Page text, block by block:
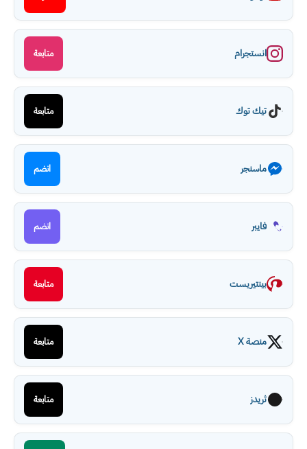
انستجرام متابعة
تيك توك متابعة
ماسنجر انضم
فايبر انضم
بينتيريست متابعة
منصة X متابعة
ثريدز متابعة